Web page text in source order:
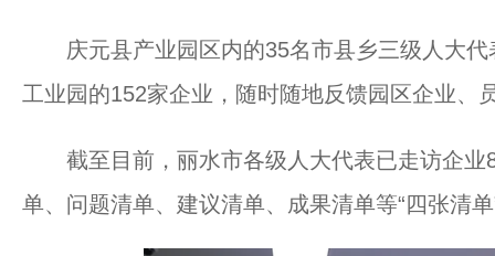
庆元县产业园区内的35名市县乡三级人大代
工业园的152家企业，随时随地反馈园区企业、
截至目前，丽水市各级人大代表已走访企业
单、问题清单、建议清单、成果清单等“四张清